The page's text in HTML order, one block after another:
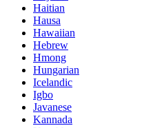
Haitian
Hausa
Hawaiian
Hebrew
Hmong
Hungarian
Icelandic
Igbo
Javanese
Kannada